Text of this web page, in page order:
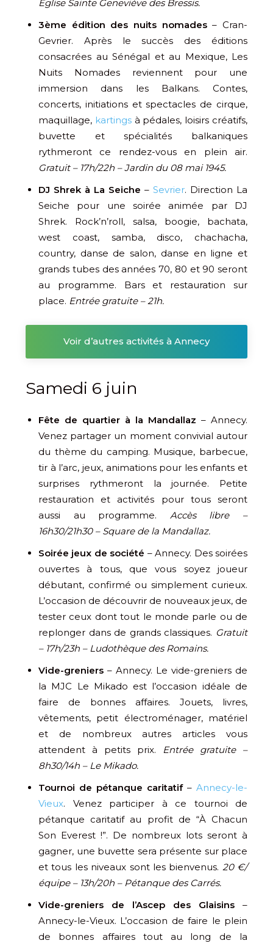
Église Sainte Geneviève des Bressis.
3ème édition des nuits nomades– Cran-
Gevrier. Après le succès des éditions
consacrées au Sénégal et au Mexique, Les
Nuits Nomades reviennent pour une
immersion dans les Balkans. Contes,
concerts, initiations et spectacles de cirque,
maquillage, kartingsà pédales, loisirs créatifs,
buvette et spécialités balkaniques
rythmeront ce rendez-vous en plein air.
Gratuit – 17h/22h – Jardin du 08 mai 1945.
DJ Shrek à La Seiche – Sevrier. Direction La
Seiche pour une soirée animée par DJ
Shrek. Rock’n’roll, salsa, boogie, bachata,
west coast, samba, disco, chachacha,
country, danse de salon, danse en ligne et
grands tubes des années 70, 80 et 90 seront
au programme. Bars et restauration sur
place. Entrée gratuite – 21h.
Voir d’autres activités à Annecy
Samedi 6 juin
Fête de quartier à la Mandallaz – Annecy.
Venez partager un moment convivial autour
du thème du camping. Musique, barbecue,
tir à l’arc, jeux, animations pour les enfants et
surprises rythmeront la journée. Petite
restauration et activités pour tous seront
aussi au programme. Accès libre –
16h30/21h30 – Square de la Mandallaz.
Soirée jeux de société – Annecy. Des soirées
ouvertes à tous, que vous soyez joueur
débutant, confirmé ou simplement curieux.
L’occasion de découvrir de nouveaux jeux, de
tester ceux dont tout le monde parle ou de
replonger dans de grands classiques. Gratuit
– 17h/23h – Ludothèque des Romains.
Vide-greniers – Annecy. Le vide-greniers de
la MJC Le Mikado est l’occasion idéale de
faire de bonnes affaires. Jouets, livres,
vêtements, petit électroménager, matériel
et de nombreux autres articles vous
attendent à petits prix. Entrée gratuite –
8h30/14h – Le Mikado.
Tournoi de pétanque caritatif– Annecy-le-
Vieux. Venez participer à ce tournoi de
pétanque caritatif au profit de “À Chacun
Son Everest !”. De nombreux lots seront à
gagner, une buvette sera présente sur place
et tous les niveaux sont les bienvenus. 20 €/
équipe – 13h/20h – Pétanque des Carrés.
Vide-greniers de l’Ascep des Glaisins –
Annecy-le-Vieux. L’occasion de faire le plein
de bonnes affaires tout au long de la